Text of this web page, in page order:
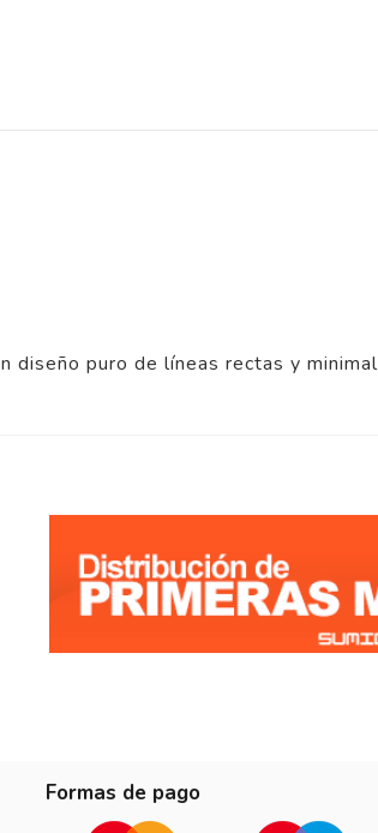
diseño puro de líneas rectas y
Formas de pago